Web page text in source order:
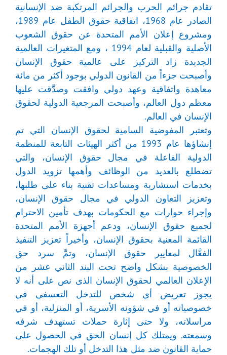
تقادم جرائم الحرب والجرائم المرتكبة ضد الإنسانية
الصادر عام 1968، اتفاقية حقوق الطفل عام 1989،
ومشروع إعلان الأمم المتحدة عن حقوق الشعوب
الأصلية والقبلية لعام 1994 ، ومع المتغيرات العالمية
الجديدة زاد التركيز على عالمية حقوق الإنسان
وأصبحت جزءاً من القانون الدولي بوجود أكثر من مائة
معاهدة واتفاقية وعهد دولي وافقت وصدَّقت عليها
معظم دول العالم، وأصبحت المرجعية الدولية لحقوق
الإنسان في العالم.
وتعتبر المفوضية السامية لحقوق الإنسان التي تم
إنشاؤها عام 1993 من أكثر الهيئات التابعة للمنظمة
الدولية الفاعلة في مجال حقوق الإنسان، والتي
تضطلع بالعديد من الوظائف وأهمها تزويد الدول
بخدمات استشارية ومساعدات تقنية بناء على طلبها،
وتعزيز التعاون الدولي في مجال حقوق الإنسان،
وإجراء حوارات مع الحكومات بهدف تأمين الاحترام
لجميع حقوق الإنسان، ودعم أجهزة الأمم المتحدة
القائمة المعنية بحقوق الإنسان، وأخيراً تعزيز التنفيذ
الفعَّال لمعايير حقوق الإنسان، وتمَّ سرد حق
الخصوصية بشكل واضح تحت البند الثاني عشر من
الإعلان العالمي لحقوق الإنسان الذى نص على أنه لا
يجوز تعريض أي شخص للتدخل التعسفي في
خصوصياته أو في شؤونه الأسرية، أو المنزلية، أو في
مراسلاته، ولا حتى إثارة حملات تستهدف شرفه
وسمعته. ويمتلك كل إنسان الحق في الحصول على
حماية القانون ضد مثل هذا التدخل أو تلك الهجمات.